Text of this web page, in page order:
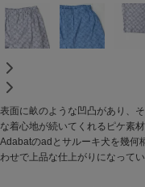
表面に畝のような凹凸があり、
な着心地が続いてくれるピケ素材
Adabatのadとサルーキ犬を幾何
わせで上品な仕上がりになってい